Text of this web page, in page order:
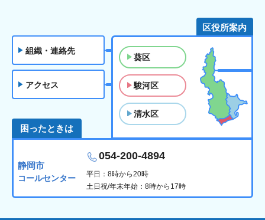
組織・連絡先
アクセス
区役所案内
葵区
駿河区
清水区
困ったときは
静岡市
コールセンター
054-200-4894
平日：8時から20時
土日祝/年末年始：8時から17時